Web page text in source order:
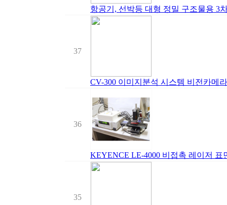
항공기, 선박등 대형 정밀 구조물용 3
37
CV-300 이미지분석 시스템 비전카메라
36
KEYENCE LE-4000 비접촉 레이저 표
35